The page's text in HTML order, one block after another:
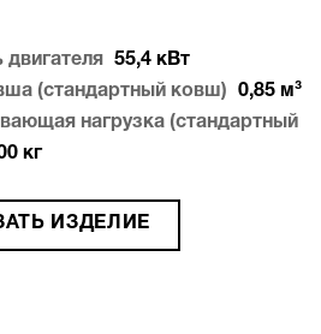
55,4 кВт
(стандартный ковш)
0,85 м³
нагрузка (стандартный
кг
ИЗДЕЛИЕ